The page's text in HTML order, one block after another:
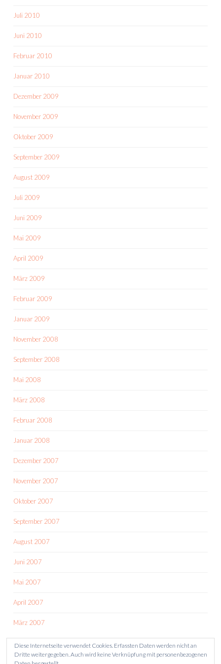
Juli 2010
Juni 2010
Februar 2010
Januar 2010
Dezember 2009
November 2009
Oktober 2009
September 2009
August 2009
Juli 2009
Juni 2009
Mai 2009
April 2009
März 2009
Februar 2009
Januar 2009
November 2008
September 2008
Mai 2008
März 2008
Februar 2008
Januar 2008
Dezember 2007
November 2007
Oktober 2007
September 2007
August 2007
Juni 2007
Mai 2007
April 2007
März 2007
Diese Internetseite verwendet Cookies. Erfassten Daten werden nicht an
Dritte weitergegeben. Auch wird keine Verknüpfung mit personenbezogenen